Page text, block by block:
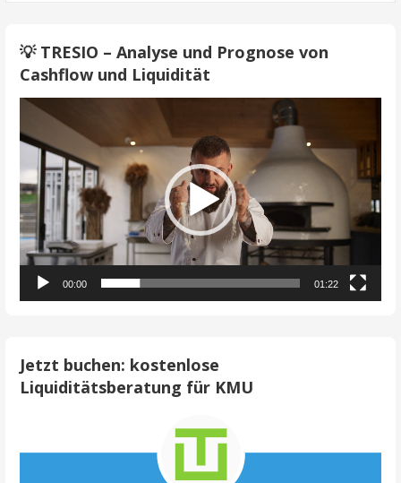
💡 TRESIO – Analyse und Prognose von
Cashflow und Liquidität
Video
Player
00:00 01:22
Jetzt buchen: kostenlose
Liquiditätsberatung für KMU